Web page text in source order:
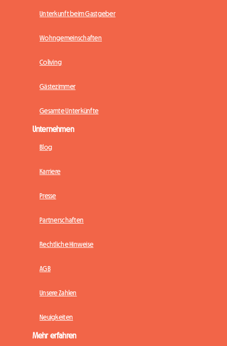
Unterkunft beim Gastgeber
Wohngemeinschaften
Coliving
Gästezimmer
Gesamte Unterkünfte
Unternehmen
Blog
Karriere
Presse
Partnerschaften
Rechtliche Hinweise
AGB
Unsere Zahlen
Neuigkeiten
Mehr erfahren